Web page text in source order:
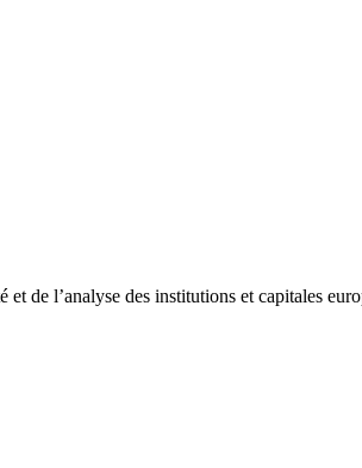
de l’analyse des institutions et capitales